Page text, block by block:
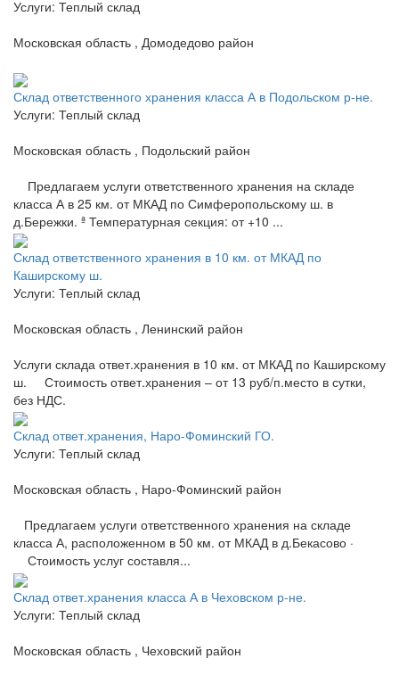
Услуги: Теплый склад
Московская область , Домодедово район
Склад ответственного хранения класса А в Подольском р-не.
Услуги: Теплый склад
Московская область , Подольский район
Предлагаем услуги ответственного хранения на складе
класса А в 25 км. от МКАД по Симферопольскому ш. в
д.Бережки. ª Температурная секция: от +10 ...
Склад ответственного хранения в 10 км. от МКАД по
Каширскому ш.
Услуги: Теплый склад
Московская область , Ленинский район
Услуги склада ответ.хранения в 10 км. от МКАД по Каширскому
ш. Стоимость ответ.хранения – от 13 руб/п.место в сутки,
без НДС.
Склад ответ.хранения, Наро-Фоминский ГО.
Услуги: Теплый склад
Московская область , Наро-Фоминский район
Предлагаем услуги ответственного хранения на складе
класса А, расположенном в 50 км. от МКАД в д.Бекасово ·
Стоимость услуг составля...
Склад ответ.хранения класса А в Чеховском р-не.
Услуги: Теплый склад
Московская область , Чеховский район